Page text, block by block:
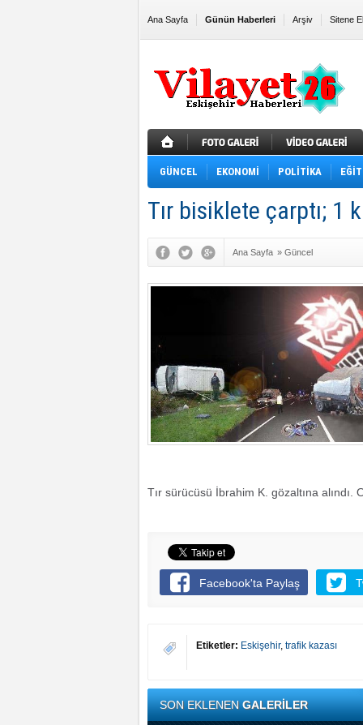
Ana Sayfa Günün Haberleri Arşiv Sitene
GÜNCEL EKONOMİ POLİTİKA
Tır bisiklete çarptı; 1
Ana Sayfa » Güncel
Tır sürücüsü İbrahim K. gözaltına
Facebook'ta Paylaş
Etiketler: Eskişehir, trafik kazası
SON EKLENENGALERİLER